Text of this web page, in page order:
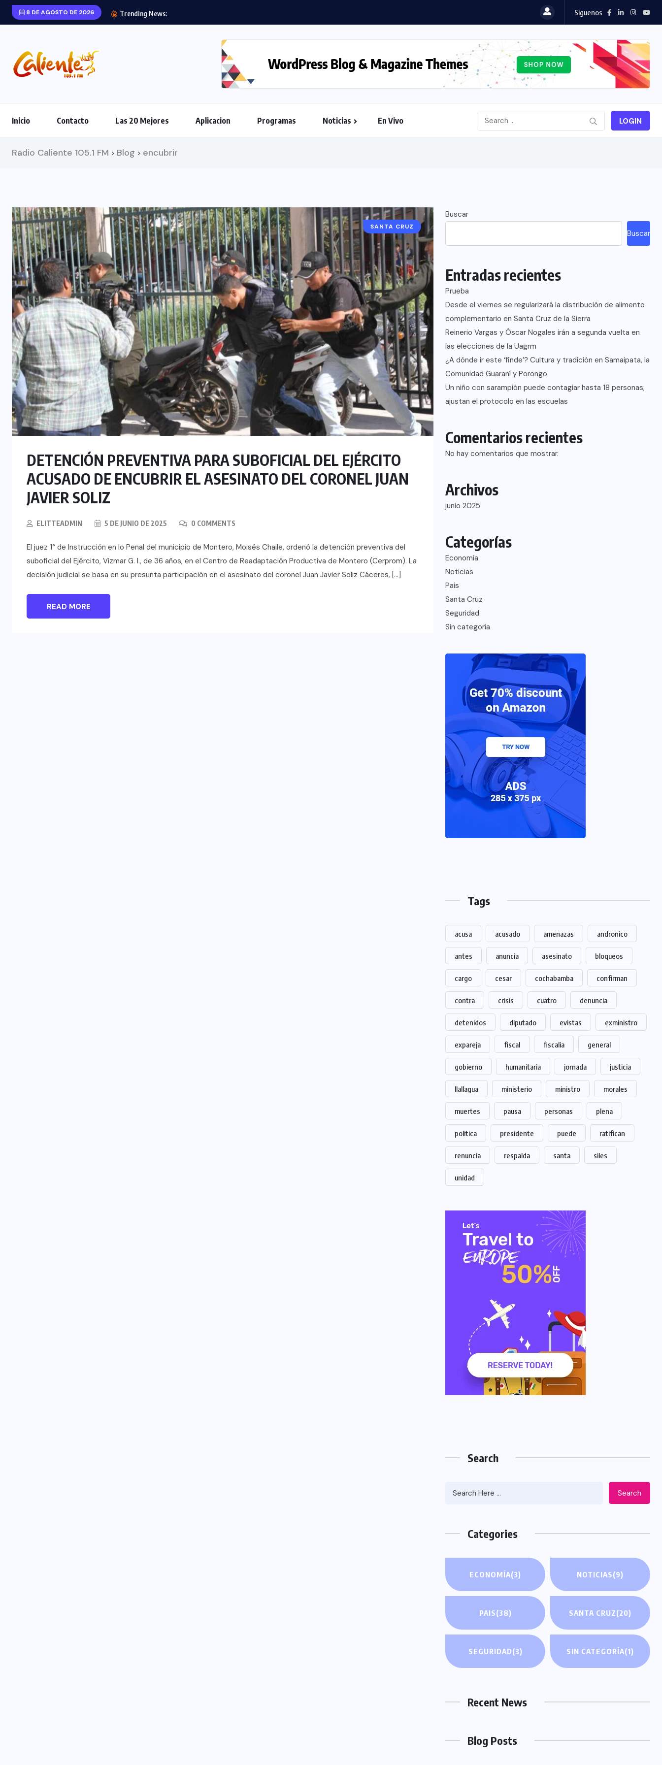
8 DE AGOSTO DE 2026 Trending News: Siguenos
Inicio Contacto Las 20 Mejores Aplicacion Programas Noticias En Vivo LOGIN
Radio Caliente 105.1 FM > Blog > encubrir
SANTA CRUZ
DETENCIÓN PREVENTIVA PARA SUBOFICIAL DEL EJÉRCITO
ACUSADO DE ENCUBRIR EL ASESINATO DEL CORONEL JUAN
JAVIER SOLIZ
ELITTEADMIN 5 DE JUNIO DE 2025 0 COMMENTS
El juez 1° de Instrucción en lo Penal del municipio de Montero, Moisés Chaile, ordenó la detención preventiva del
suboficial del Ejército, Vizmar G. I., de 36 años, en el Centro de Readaptación Productiva de Montero (Cerprom). La
decisión judicial se basa en su presunta participación en el asesinato del coronel Juan Javier Soliz Cáceres, […]
READ MORE
Buscar
Buscar
Entradas recientes
Prueba
Desde el viernes se regularizará la distribución de alimento
complementario en Santa Cruz de la Sierra
Reinerio Vargas y Óscar Nogales irán a segunda vuelta en
las elecciones de la Uagrm
¿A dónde ir este ‘finde’? Cultura y tradición en Samaipata, la
Comunidad Guaraní y Porongo
Un niño con sarampión puede contagiar hasta 18 personas;
ajustan el protocolo en las escuelas
Comentarios recientes
No hay comentarios que mostrar.
Archivos
junio 2025
Categorías
Economía
Noticias
Pais
Santa Cruz
Seguridad
Sin categoría
Tags
acusa acusado amenazas andronico
antes anuncia asesinato bloqueos
cargo cesar cochabamba confirman
contra crisis cuatro denuncia
detenidos diputado evistas exministro
expareja fiscal fiscalia general
gobierno humanitaria jornada justicia
llallagua ministerio ministro morales
muertes pausa personas plena
politica presidente puede ratifican
renuncia respalda santa siles
unidad
Search
Search
Categories
ECONOMÍA(3) NOTICIAS(9)
PAIS(38) SANTA CRUZ(20)
SEGURIDAD(3) SIN CATEGORÍA(1)
Recent News
Blog Posts